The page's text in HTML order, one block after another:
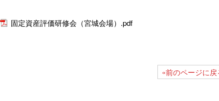
固定資産評価研修会（宮城会場）.pdf
«前のページに戻